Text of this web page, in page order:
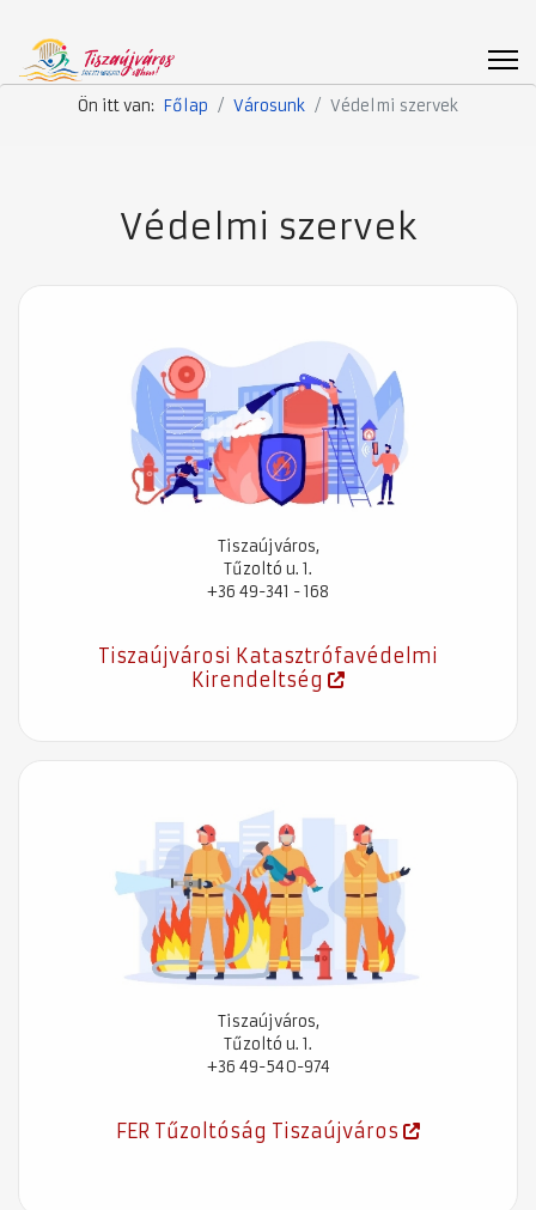
Ön itt van: Főlap Városunk Védelmi szervek
Védelmi szervek
Tiszaújváros,
Tűzoltó u. 1.
+36 49-341 - 168
Tiszaújvárosi Katasztrófavédelmi
Kirendeltség
Tiszaújváros,
Tűzoltó u. 1.
+36 49-540-974
FER Tűzoltóság Tiszaújváros